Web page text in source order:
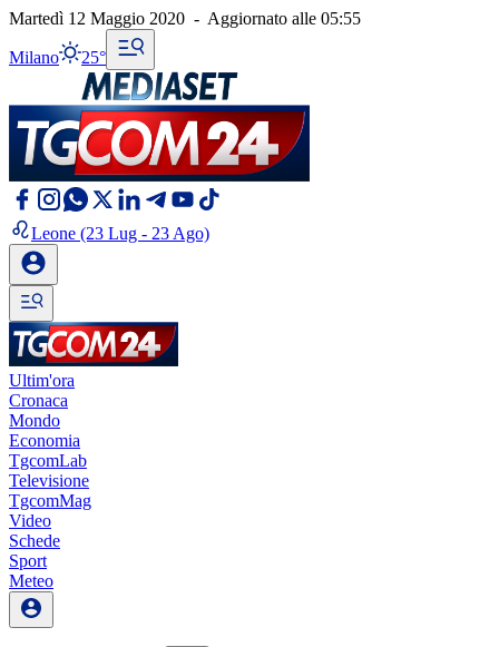
Martedì 12 Maggio 2020 - Aggiornato alle 05:55
Milano 25°
Leone (23 Lug - 23 Ago)
Ultim'ora
Cronaca
Mondo
Economia
TgcomLab
Televisione
TgcomMag
Video
Schede
Sport
Meteo